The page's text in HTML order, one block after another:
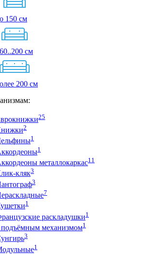
150 см
см
200 см
25
2
1
1
металлокаркас11
кляк3
3
7
1
раскладушки1
подъёмным механизмом1
3
1